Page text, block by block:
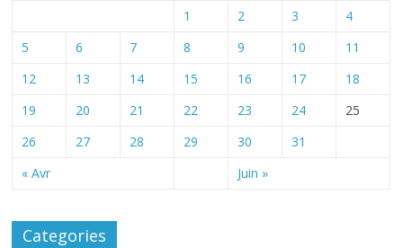
« Avr Juin »
1 2 3
4
5
6 7 8 9 10
11
12
13 14 15 16 17
18
19
20 21 22 23 24
25
26
27 28 29 30 31
Categories